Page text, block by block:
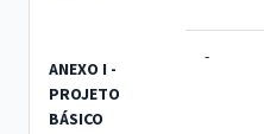
ANEXO I -
PROJETO
BÁSICO
-